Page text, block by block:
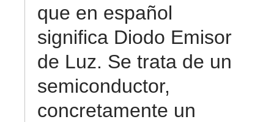
que en español
significa Diodo Emisor
de Luz. Se trata de un
semiconductor,
concretamente un